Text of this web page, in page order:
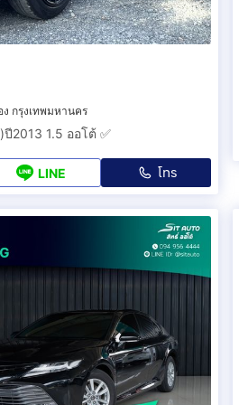
ง กรุงเทพมหานคร
2013 1.5 ออโต้ ✅
LINE โทร